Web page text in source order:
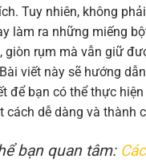
Tuy nhiên, không
làm ra những miếng
giòn rụm mà vẫn giữ
viết này sẽ hướng
để bạn có thể thực
cách dễ dàng và thành
bạn quan tâm: